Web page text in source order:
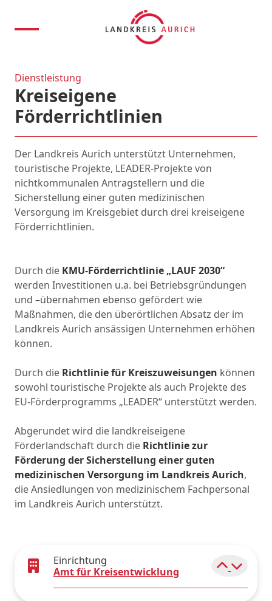
Dienstleistung
Kreiseigene
Förderrichtlinien
Der Landkreis Aurich unterstützt Unternehmen,
touristische Projekte, LEADER-Projekte von
nichtkommunalen Antragstellern und die
Sicherstellung einer guten medizinischen
Versorgung im Kreisgebiet durch drei kreiseigene
Förderrichtlinien.
Durch die KMU-Förderrichtlinie „LAUF 2030“
werden Investitionen u.a. bei Betriebsgründungen
und –übernahmen ebenso gefördert wie
Maßnahmen, die den überörtlichen Absatz der im
Landkreis Aurich ansässigen Unternehmen erhöhen
können.
Durch die Richtlinie für Kreiszuweisungen können
sowohl touristische Projekte als auch Projekte des
EU-Förderprogramms „LEADER“ unterstützt werden.
Abgerundet wird die landkreiseigene
Förderlandschaft durch die Richtlinie zur
Förderung der Sicherstellung einer guten
medizinischen Versorgung im Landkreis Aurich,
die Ansiedlungen von medizinischem Fachpersonal
im Landkreis Aurich unterstützt.
Einrichtung
Amt für Kreisentwicklung